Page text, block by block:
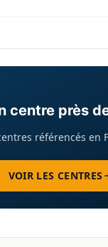
centre près
référencés en
VOIR LES CENTRES